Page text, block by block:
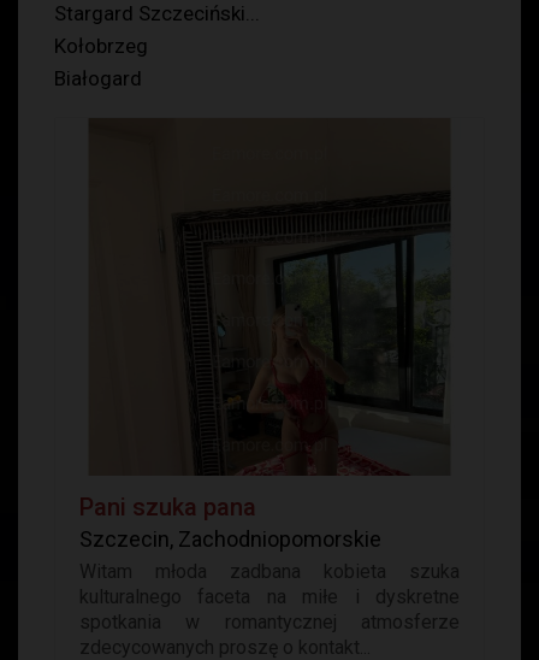
Stargard Szczeciński...
Kołobrzeg
Białogard
Pani szuka pana
Szczecin, Zachodniopomorskie
Witam młoda zadbana kobieta szuka
kulturalnego faceta na miłe i dyskretne
spotkania w romantycznej atmosferze
zdecycowanych proszę o kontakt...